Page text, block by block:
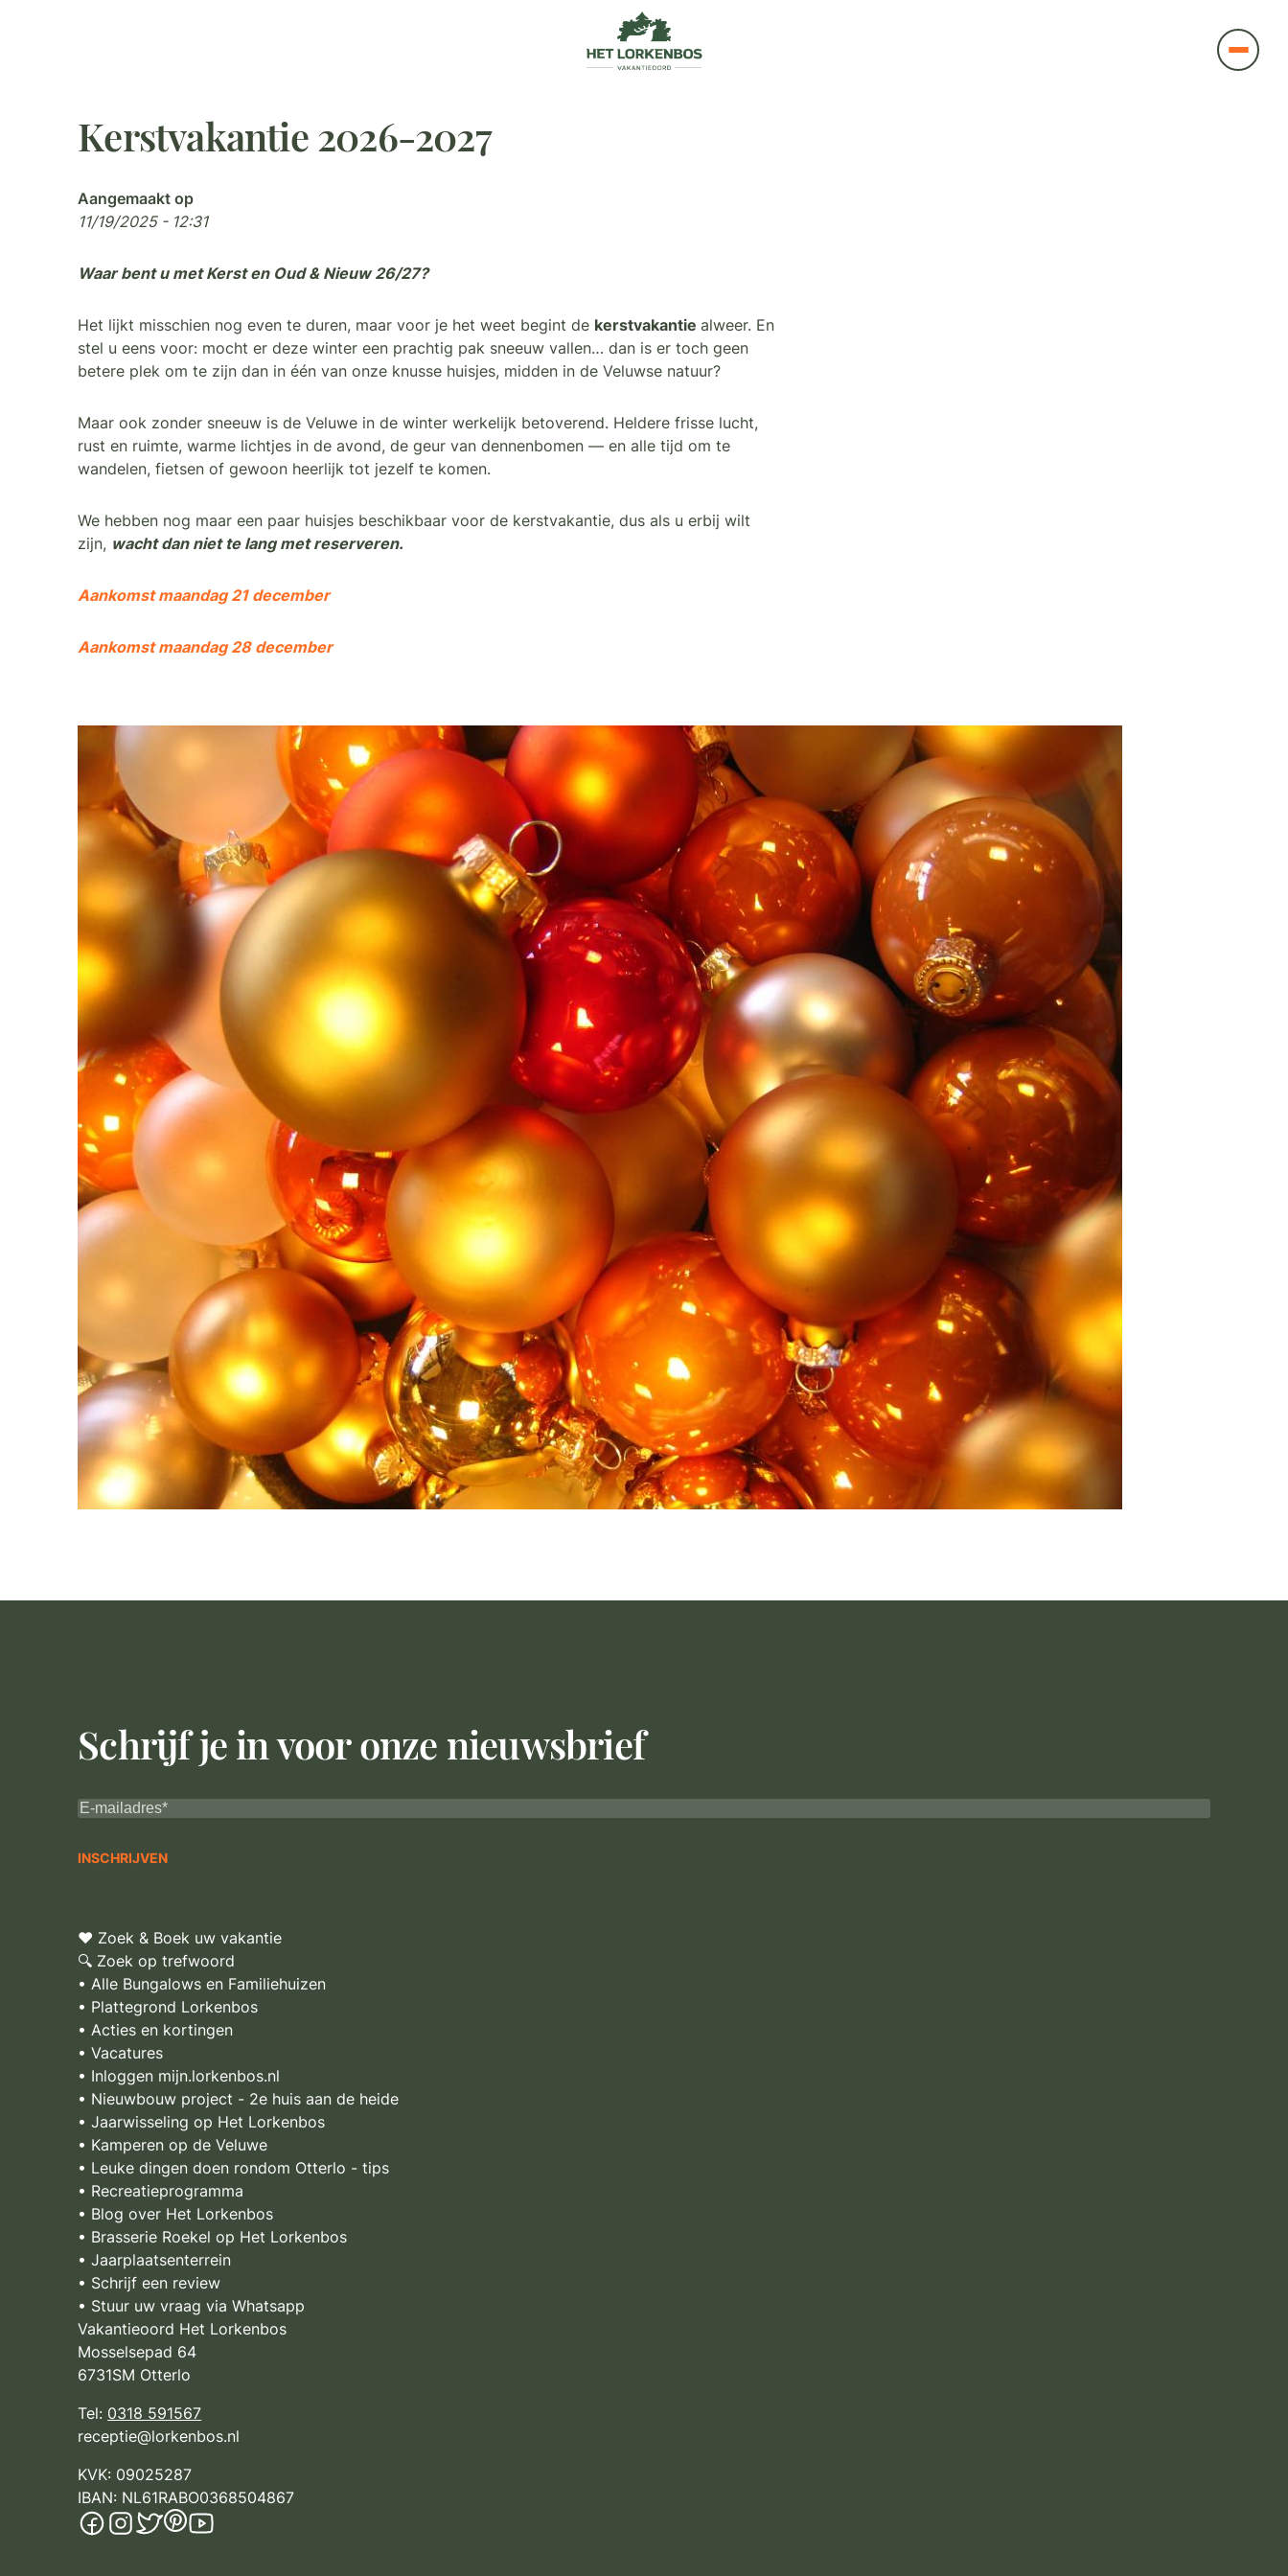
Kerstvakantie 2026-2027
Aangemaakt op
11/19/2025 - 12:31
Waar bent u met Kerst en Oud & Nieuw 26/27?
Het lijkt misschien nog even te duren, maar voor je het weet begint de kerstvakantiealweer. En
stel u eens voor: mocht er deze winter een prachtig pak sneeuw vallen… dan is er toch geen
betere plek om te zijn dan in één van onze knusse huisjes, midden in de Veluwse natuur?
Maar ook zonder sneeuw is de Veluwe in de winter werkelijk betoverend. Heldere frisse lucht,
rust en ruimte, warme lichtjes in de avond, de geur van dennenbomen — en alle tijd om te
wandelen, fietsen of gewoon heerlijk tot jezelf te komen.
We hebben nog maar een paar huisjes beschikbaar voor de kerstvakantie, dus als u erbij wilt
zijn, wacht dan niet te lang met reserveren.
Aankomst maandag 21 december
Aankomst maandag 28 december
Schrijf je in voor onze nieuwsbrief
♥ Zoek & Boek uw vakantie
🔍 Zoek op trefwoord
• Alle Bungalows en Familiehuizen
• Plattegrond Lorkenbos
• Acties en kortingen
• Vacatures
• Inloggen mijn.lorkenbos.nl
• Nieuwbouw project - 2e huis aan de heide
• Jaarwisseling op Het Lorkenbos
• Kamperen op de Veluwe
• Leuke dingen doen rondom Otterlo - tips
• Recreatieprogramma
• Blog over Het Lorkenbos
• Brasserie Roekel op Het Lorkenbos
• Jaarplaatsenterrein
• Schrijf een review
• Stuur uw vraag via Whatsapp
Vakantieoord Het Lorkenbos
Mosselsepad 64
6731SM Otterlo
Tel: 0318 591567
receptie@lorkenbos.nl
KVK: 09025287
IBAN: NL61RABO0368504867